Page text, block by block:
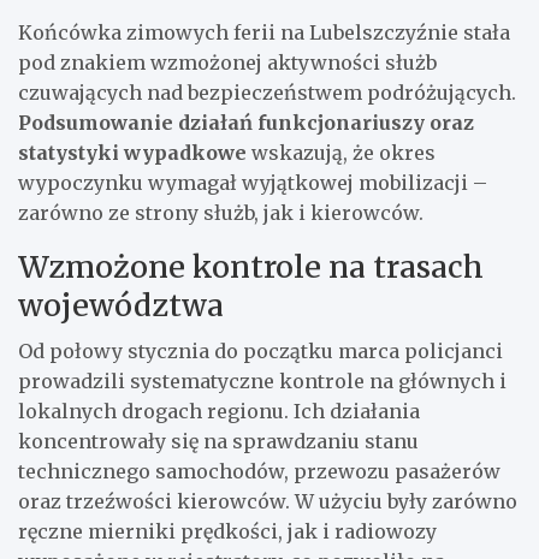
Końcówka zimowych ferii na Lubelszczyźnie stała
pod znakiem wzmożonej aktywności służb
czuwających nad bezpieczeństwem podróżujących.
Podsumowanie działań funkcjonariuszy oraz
statystyki wypadkowe wskazują, że okres
wypoczynku wymagał wyjątkowej mobilizacji –
zarówno ze strony służb, jak i kierowców.
Wzmożone kontrole na trasach
województwa
Od połowy stycznia do początku marca policjanci
prowadzili systematyczne kontrole na głównych i
lokalnych drogach regionu. Ich działania
koncentrowały się na sprawdzaniu stanu
technicznego samochodów, przewozu pasażerów
oraz trzeźwości kierowców. W użyciu były zarówno
ręczne mierniki prędkości, jak i radiowozy